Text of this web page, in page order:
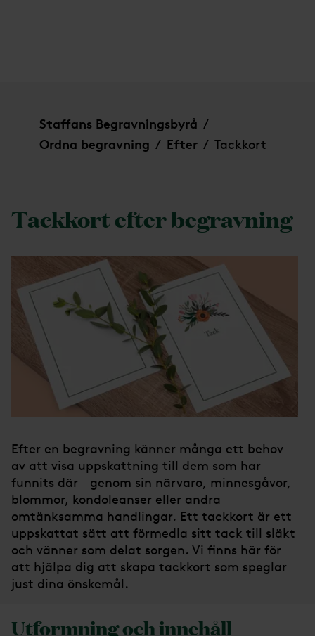
Staffans Begravningsbyrå /
Ordna begravning / Efter / Tackkort
Tackkort efter begravning
Efter en begravning känner många ett behov
av att visa uppskattning till dem som har
funnits där – genom sin närvaro, minnesgåvor,
blommor, kondoleanser eller andra
omtänksamma handlingar. Ett tackkort är ett
uppskattat sätt att förmedla sitt tack till släkt
och vänner som delat sorgen. Vi finns här för
att hjälpa dig att skapa tackkort som speglar
just dina önskemål.
Utformning och innehåll